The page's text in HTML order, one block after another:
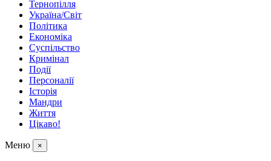
Тернопілля
Україна/Світ
Політика
Економіка
Суспільство
Кримінал
Події
Персоналії
Історія
Мандри
Життя
Цікаво!
Меню ×